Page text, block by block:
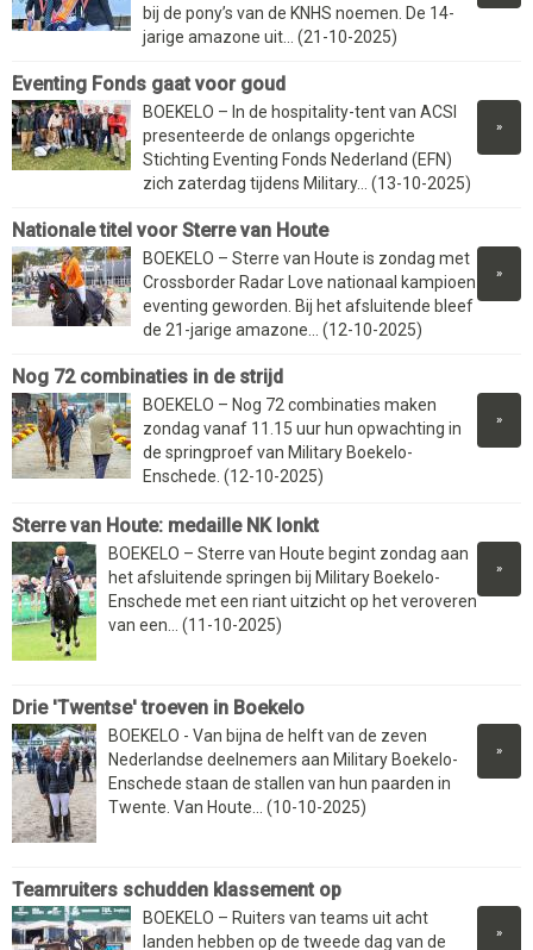
bij de pony’s van de KNHS noemen. De 14-
jarige amazone uit... (21-10-2025)
Eventing Fonds gaat voor goud
»
BOEKELO – In de hospitality-tent van ACSI
presenteerde de onlangs opgerichte
Stichting Eventing Fonds Nederland (EFN)
zich zaterdag tijdens Military... (13-10-2025)
Nationale titel voor Sterre van Houte
»
BOEKELO – Sterre van Houte is zondag met
Crossborder Radar Love nationaal kampioen
eventing geworden. Bij het afsluitende bleef
de 21-jarige amazone... (12-10-2025)
Nog 72 combinaties in de strijd
»
BOEKELO – Nog 72 combinaties maken
zondag vanaf 11.15 uur hun opwachting in
de springproef van Military Boekelo-
Enschede. (12-10-2025)
Sterre van Houte: medaille NK lonkt
»
BOEKELO – Sterre van Houte begint zondag aan
het afsluitende springen bij Military Boekelo-
Enschede met een riant uitzicht op het veroveren
van een... (11-10-2025)
Drie 'Twentse' troeven in Boekelo
»
BOEKELO - Van bijna de helft van de zeven
Nederlandse deelnemers aan Military Boekelo-
Enschede staan de stallen van hun paarden in
Twente. Van Houte... (10-10-2025)
Teamruiters schudden klassement op
»
BOEKELO – Ruiters van teams uit acht
landen hebben op de tweede dag van de